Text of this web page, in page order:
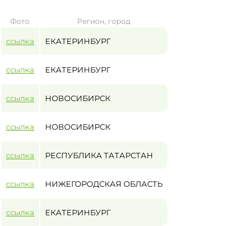
Фото Регион, город
ссылка ЕКАТЕРИНБУРГ
ссылка ЕКАТЕРИНБУРГ
ссылка НОВОСИБИРСК
ссылка НОВОСИБИРСК
ссылка РЕСПУБЛИКА ТАТАРСТАН
ссылка НИЖЕГОРОДСКАЯ ОБЛАСТЬ
ссылка ЕКАТЕРИНБУРГ